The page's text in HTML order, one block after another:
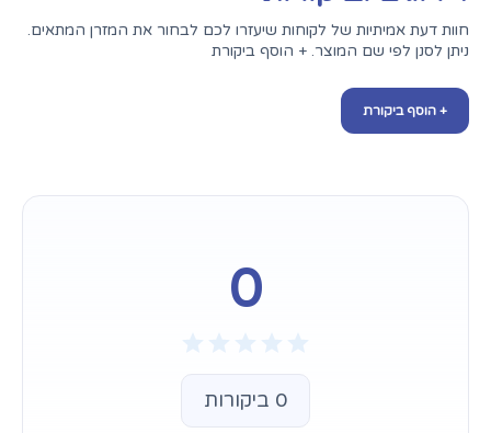
חוות דעת אמיתיות של לקוחות שיעזרו לכם לבחור את המזרן המתאים.
ניתן לסנן לפי שם המוצר. + הוסף ביקורת
+ הוסף ביקורת
0
0 ביקורות